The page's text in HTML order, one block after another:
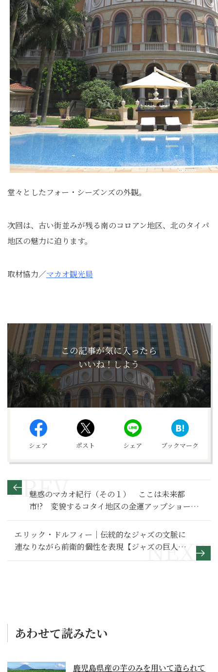
堂々としたフォー・シーズンズの外観。
次回は、古い街並みが残る南のコロアン地区、北のタイパ
地区の魅力に迫ります。
取材協力／マカオ観光局
この記事が気に入ったら
いいね！しよう
シェア ポスト シェア ブックマーク
魅惑のマカオ紀行（その１） ここは未来都
市!? 変貌するコタイ地区の金運アップショーに
酔いしれる
エリック・ドルフィー｜伝統的なジャズの文脈に
連なりながら前衛的個性を表現【ジャズの巨人】
第19巻より
あわせて読みたい
鹿児島県産の芋のみを用いて造られて